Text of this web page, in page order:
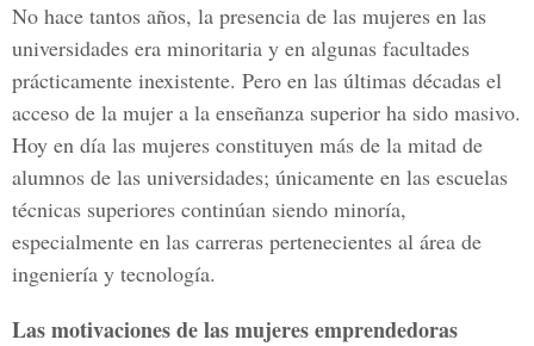
No hace tantos años, la presencia de las mujeres en las
universidades era minoritaria y en algunas facultades
prácticamente inexistente. Pero en las últimas décadas el
acceso de la mujer a la enseñanza superior ha sido masivo.
Hoy en día las mujeres constituyen más de la mitad de
alumnos de las universidades; únicamente en las escuelas
técnicas superiores continúan siendo minoría,
especialmente en las carreras pertenecientes al área de
ingeniería y tecnología.
Las motivaciones de las mujeres emprendedoras